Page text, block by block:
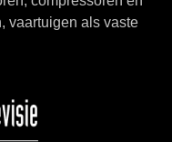
vaartuigen als vaste